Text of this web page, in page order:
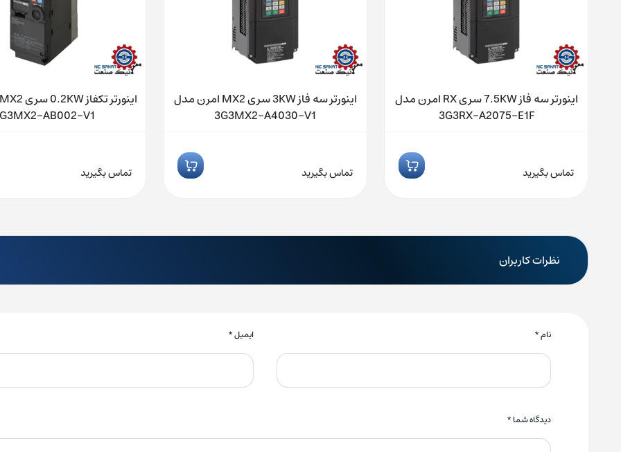
اینورتر سه فاز 7.5KW سری RX امرن مدل
3G3RX-A2075-E1F
تماس بگیرید
اینورتر سه فاز 3KW سری MX2 امرن مدل
3G3MX2-A4030-V1
تماس بگیرید
AB002-V1
تماس بگیرید
نظرات کاربران
نام* ایمیل*
دیدگاه شما*